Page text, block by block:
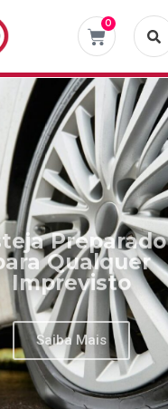
0
Preparado
Qualquer
Imprevisto
Saiba Mais